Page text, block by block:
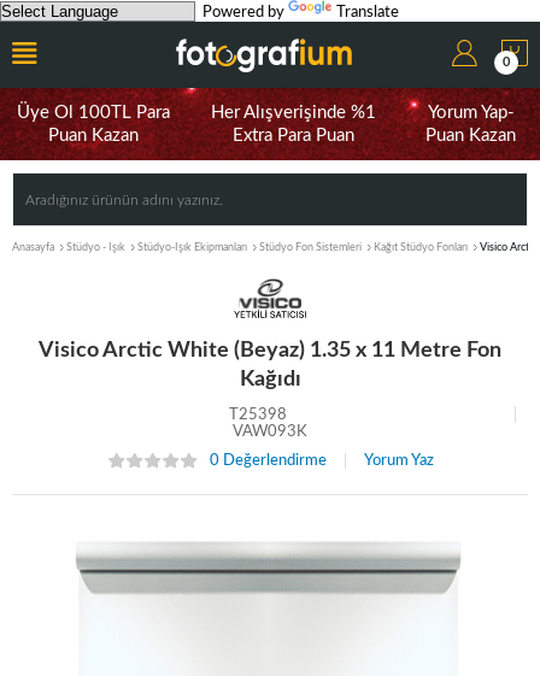
Powered by Translate
0
Üye Ol 100TL Para
Puan Kazan
Her Alışverişinde %1
Extra Para Puan
Yorum Yap-
Puan Kazan
Anasayfa Stüdyo - Işık Stüdyo-Işık Ekipmanları Stüdyo Fon Sistemleri Kağıt Stüdyo Fonları Visico Arctic
Visico Arctic White (Beyaz) 1.35 x 11 Metre Fon
Kağıdı
T25398
VAW093K
0 Değerlendirme
Yorum Yaz